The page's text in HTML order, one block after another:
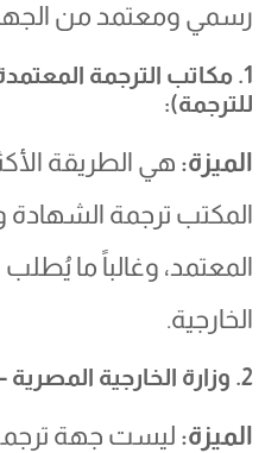
رسمي ومعتمد من
1. مكاتب الترجمة
للترجمة):
الميزة:هي الطريقة
المكتب ترجمة الشهادة
المعتمد، وغالباً ما يُطلب
الخارجية.
2. وزارة الخارجية المصرية – مكاتب التصديقات:
الميزة:ليست جهة ترجمة